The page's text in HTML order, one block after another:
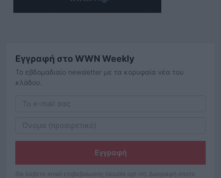
Εγγραφή στο WWN Weekly
Το εβδομαδιαίο newsletter με τα κορυφαία νέα του
κλάδου.
Εγγραφή
Θα λάβετε email επιβεβαίωσης (double opt-in). Διαγραφή όποτε